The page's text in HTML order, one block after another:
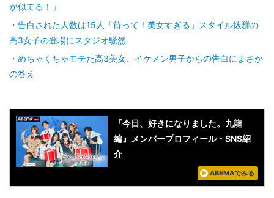
が似てる！」
告白された人数は15人「待って！美女すぎる」スタイル抜群の
高3女子の登場にスタジオ騒然
めちゃくちゃモテた高3美女、イケメン男子からの告白にまさか
の答え
『今日、好きになりました。九龍
編』メンバープロフィール・SNS紹
介
ABEMAでみる